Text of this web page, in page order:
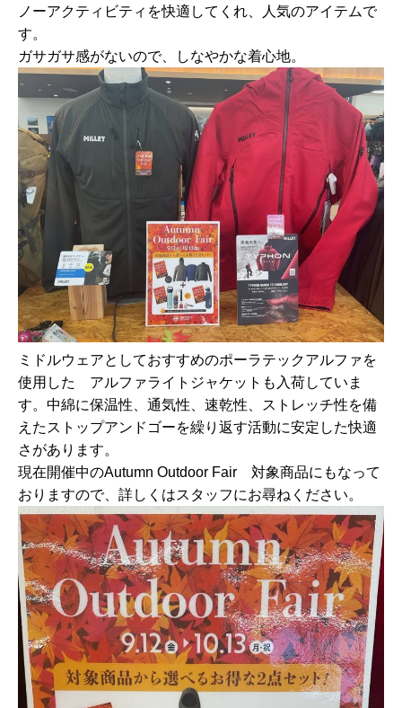
ノーアクティビティを快適してくれ、人気のアイテムで
す。
ガサガサ感がないので、しなやかな着心地。
ミドルウェアとしておすすめのポーラテックアルファを
使用した アルファライトジャケットも入荷していま
す。中綿に保温性、通気性、速乾性、ストレッチ性を備
えたストップアンドゴーを繰り返す活動に安定した快適
さがあります。
現在開催中のAutumn Outdoor Fair 対象商品にもなって
おりますので、詳しくはスタッフにお尋ねください。